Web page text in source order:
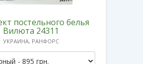
постельного белья
Вилюта 24311
УКРАИНА, РАНФОРС